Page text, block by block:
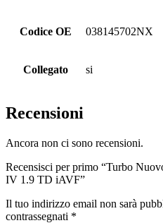
Codice OE 038145702NX
Collegato si
Recensioni
Ancora non ci sono recensioni.
Recensisci per primo “Turbo
IV 1.9 TD iAVF”
Il tuo indirizzo email non sarà
contrassegnati *